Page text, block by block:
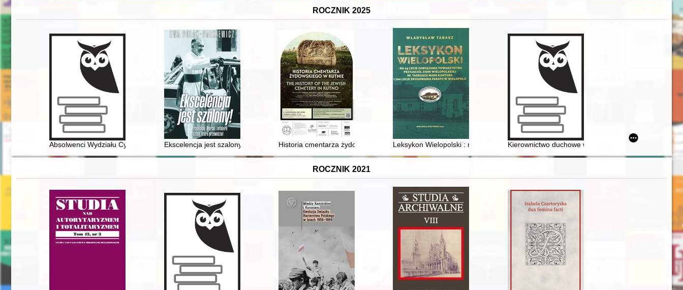
ROCZNIK 2025
Absolwenci Wydziału Cybernetyki Wojskowej Akademii Technicznej 1975Ekscelencja jest szalony! : arcybiskup Marcel Lefebvre i czasy, które przewidział
Historia cmentarza żydowskiego w Kutnie = The history of the Jewish cemetery in Kutno
Leksykon Wielopolski : na 25 lecie zawiązania Towarzystwa Przyjaciół Ziemi
Kierownictwo duchowe w Biblii, posłudze św. Ojca
ROCZNIK 2021